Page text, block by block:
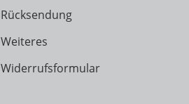
Rücksendung
Weiteres
Widerrufsformular